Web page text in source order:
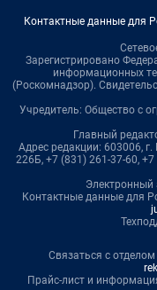
Контактные данные для
Зарегистрировано
информационных
(Роскомнадзор).
Учредитель: Общество с
Главный
Адрес редакции: 603006,
226Б, +7 (831) 261-37-60,
Электронный
Контактные данные для
Связаться с
Прайс-лист и